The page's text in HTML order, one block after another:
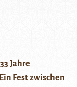
Jahre
Fest zwischen